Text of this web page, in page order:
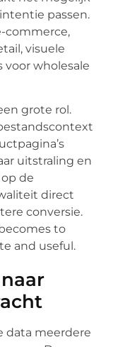
passen.
commerce,
visuele
voor wholesale
grote rol.
uitstraling en
de
direct
conversie.
to
and useful.
data meerdere